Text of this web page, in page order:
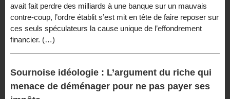
avait fait perdre des milliards à une banque sur un mauvais
contre-coup, l’ordre établit s’est mit en tête de faire reposer sur
ces seuls spéculateurs la cause unique de l’effondrement
financier. (…)
Sournoise idéologie : L’argument du riche qui
menace de déménager pour ne pas payer ses